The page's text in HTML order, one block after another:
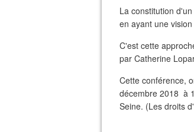
La constitution
en ayant une
C'est cette
par Catherine
Cette conférence,
décembre 2018 à
Seine. (Les droits